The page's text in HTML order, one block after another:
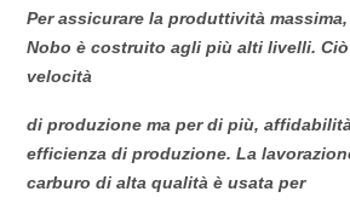
Per assicurare la produttività
Nobo è costruito agli più alti livelli.
velocità
di produzione ma per di più,
efficienza di produzione. La
carburo di alta qualità è usata per